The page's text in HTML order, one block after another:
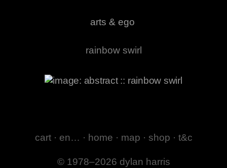
arts & ego
rainbow swirl
cart · en… · home · map · shop · t&c
© 1978–2026 dylan harris